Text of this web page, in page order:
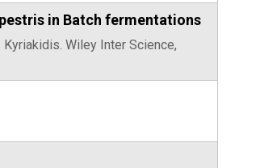
in Batch fermentations
Wiley Inter Science,